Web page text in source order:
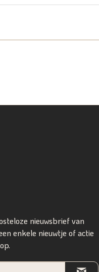
nieuwsbrief van
enkele nieuwtje of actie